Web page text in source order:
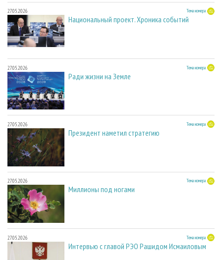
27.05.2026 Тема номера
Национальный проект. Хроника событий
27.05.2026 Тема номера
Ради жизни на Земле
27.05.2026 Тема номера
Президент наметил стратегию
27.05.2026 Тема номера
Миллионы под ногами
27.05.2026 Тема номера
Интервью с главой РЭО Рашидом Исмаиловым